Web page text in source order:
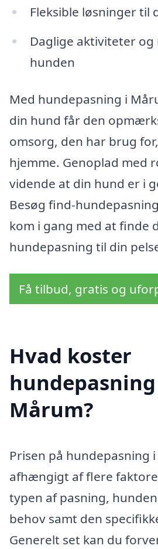
Fleksible løsninger til
Daglige aktiviteter
hunden
Med hundepasning i
din hund får den
omsorg, den har brug
hjemme. Genoplad med
vidende at din hund er i
Besøg find-
kom i gang med at finde
hundepasning til din
Få tilbud, gratis og
Hvad koster
Mårum?
Prisen på hundepasning
afhængigt af flere
typen af pasning,
behov samt den
Generelt set kan du